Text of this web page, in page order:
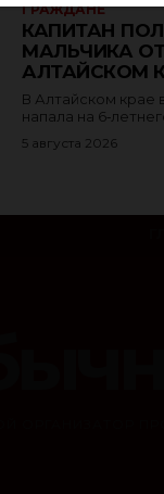
ГРАЖДАНЕ
КАПИТАН
МАЛЬЧИКА
АЛТАЙСКОМ
В Алтайском крае
напала на
5 августа 2026